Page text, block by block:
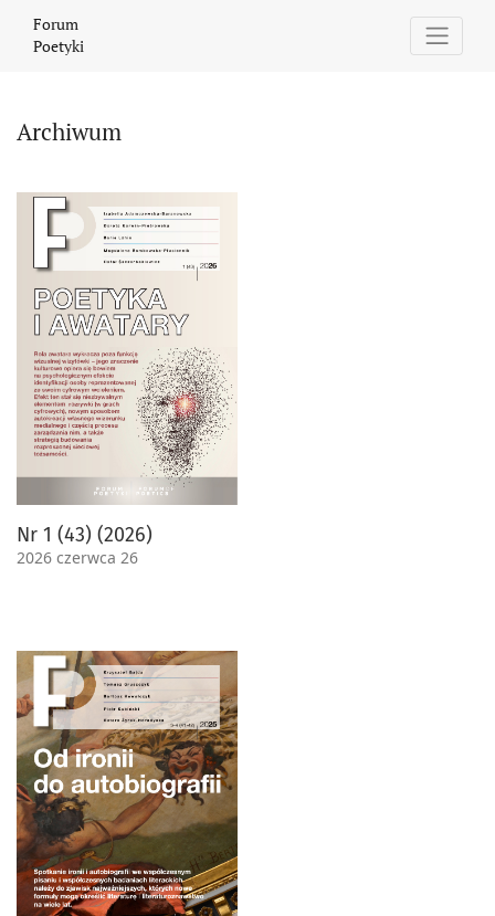
Forum
Poetyki
Archiwum
Nr 1 (43) (2026)
2026 czerwca 26